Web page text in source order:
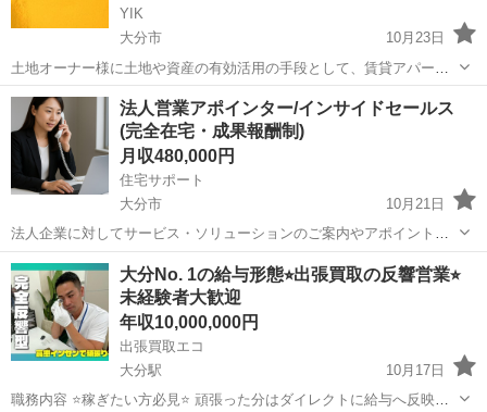
YIK
大分市
10月23日
土地オーナー様に土地や資産の有効活用の手段として、賃貸アパート
経営のご提案をして頂きます。 業界未経験者も多数活躍しています。
ーーーーーーーーーーーーーーーーーーーーーー 【具体的な仕事内
容】 ...
大分 大分市 その他 営業職
法人営業アポインター/インサイドセールス
(完全在宅・成果報酬制)
月収480,000円
住宅サポート
大分市
10月21日
法人企業に対してサービス・ソリューションのご案内やアポイント獲
得を行っていただきます。 主に建築業界向けBPOや採用代行を中心に
営業活動を行い、成約につながった場合には高額インセンティブが支
給されます。 現在は新規事...
大分 大分市 コールセンター 成果報酬
大分No. 1の給与形態⭐︎出張買取の反響営業⭐︎
未経験者大歓迎
年収10,000,000円
出張買取エコ
大分駅
10月17日
職務内容 ⭐稼ぎたい方必見⭐ 頑張った分はダイレクトに給与へ反映さ